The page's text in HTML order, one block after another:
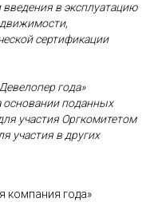
введения в эксплуатацию
сертификации
года»
основании поданных
участия Оргкомитетом
участия в других
компания года»